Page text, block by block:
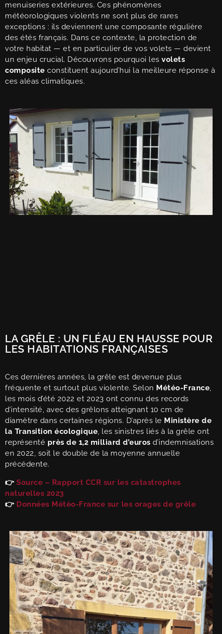
menuiseries extérieures. Ces phénomènes
météorologiques violents ne sont plus de rares
exceptions : ils deviennent une composante régulière
des étés français. Dans ce contexte, la protection de
votre habitat — et en particulier de vos volets — devient
un enjeu crucial. Découvrons pourquoi les volets
composite constituent aujourd’hui la meilleure réponse à
ces aléas climatiques.
LA GRÊLE : UN FLÉAU EN HAUSSE POUR
LES HABITATIONS FRANÇAISES
Ces dernières années, la grêle est devenue plus
fréquente et surtout plus violente. Selon Météo-France
les mois d’été 2022 et 2023 ont connu des records
d’intensité, avec des grêlons atteignant 10 cm de
diamètre dans certaines régions. D’après le Ministère de
la Transition écologique , les sinistres liés à la grêle ont
représenté près de 1,2 milliard d’euros d’indemnisations
en 2022, soit le double de la moyenne annuelle
précédente.
👉 Source – Rapport CCR sur les catastrophes
naturelles 2023
👉 Données Météo-France sur les orages de grêle